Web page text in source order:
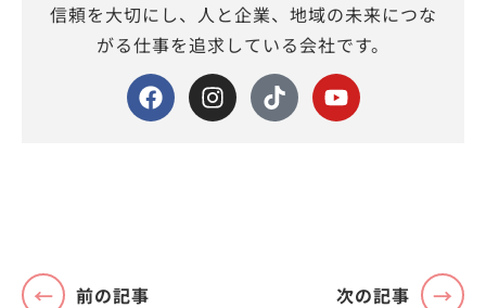
信頼を大切にし、人と企業、地域の未来につな
がる仕事を追求している会社です。
前の記事 次の記事